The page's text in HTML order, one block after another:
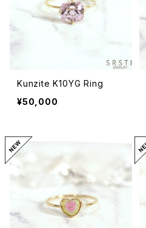
Kunzite K10YG Ring
¥50,000